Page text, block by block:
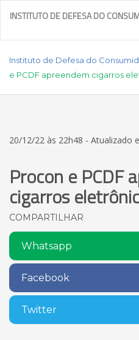
INSTITUTO DE DEFESA DO
Instituto de Defesa do
e PCDF apreendem cigarros
20/12/22 às 22h48 - Atualizado
Procon e PCDF
cigarros
COMPARTILHAR
Whatsapp
Facebook
Twitter